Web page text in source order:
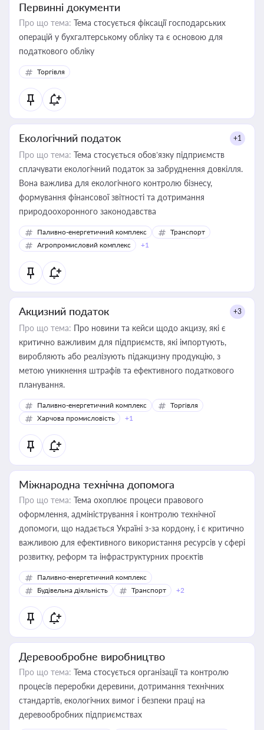
Первинні документи
Про що тема: Тема стосується фіксації господарських
операцій у бухгалтерському обліку та є основою для
податкового обліку
Торгівля
Екологічний податок +1
Про що тема: Тема стосується обов’язку підприємств
сплачувати екологічний податок за забруднення довкілля.
Вона важлива для екологічного контролю бізнесу,
формування фінансової звітності та дотримання
природоохоронного законодавства
Паливно-енергетичний комплекс
Транспорт
Агропромисловий комплекс
+1
Акцизний податок +3
Про що тема: Про новини та кейси щодо акцизу, які є
критично важливим для підприємств, які імпортують,
виробляють або реалізують підакцизну продукцію, з
метою уникнення штрафів та ефективного податкового
планування.
Паливно-енергетичний комплекс
Торгівля
Харчова промисловість
+1
Міжнародна технічна допомога
Про що тема: Тема охоплює процеси правового
оформлення, адміністрування і контролю технічної
допомоги, що надається Україні з-за кордону, і є критично
важливою для ефективного використання ресурсів у сфері
розвитку, реформ та інфраструктурних проєктів
Паливно-енергетичний комплекс
Будівельна діяльність
Транспорт +2
Деревообробне виробництво
Про що тема: Тема стосується організації та контролю
процесів переробки деревини, дотримання технічних
стандартів, екологічних вимог і безпеки праці на
деревообробних підприємствах